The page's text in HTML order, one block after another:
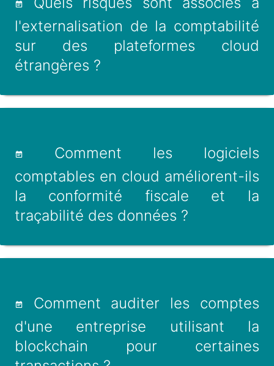
l'externalisation de la comptabilité
sur des plateformes cloud
étrangères ?
Comment les logiciels
comptables en cloud améliorent-ils
la conformité fiscale et la
traçabilité des données ?
Comment auditer les comptes
d'une entreprise utilisant la
blockchain pour certaines